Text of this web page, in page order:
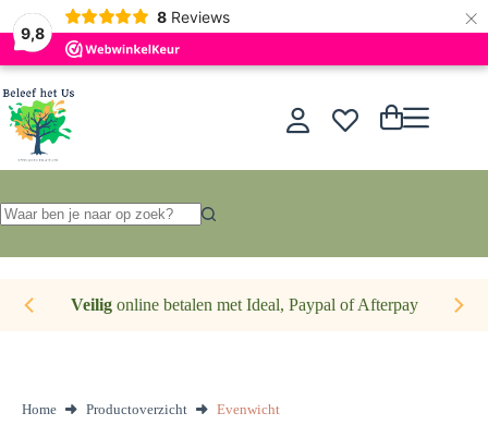
9,8
8 Reviews ×
Ga
naar
de
inhoud
Winkelwagen
resultaten
Veiligonline betalen met Ideal, Paypal of Afterpay
Home Productoverzicht Evenwicht